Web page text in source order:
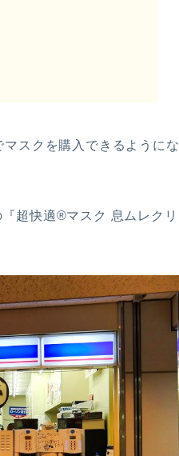
スクを購入できるようにな
超快適®マスク 息ムレクリ